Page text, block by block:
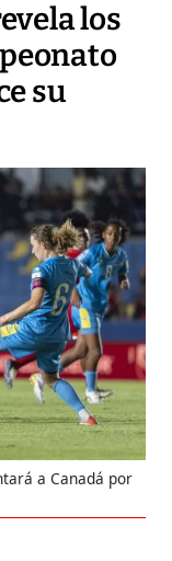
los
su
a Canadá por